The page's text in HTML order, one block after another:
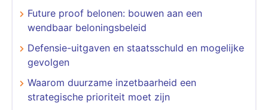
Future proof belonen: bouwen aan een
wendbaar beloningsbeleid
Defensie-uitgaven en staatsschuld en mogelijke
gevolgen
​​​​​​​Waarom duurzame inzetbaarheid een
strategische prioriteit moet zijn